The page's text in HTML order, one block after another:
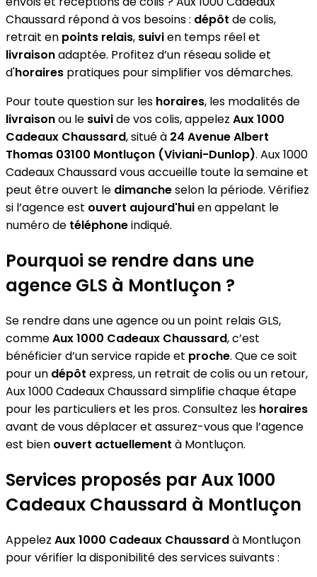
Chaussard répond à vos besoins : dépôt de colis,
retrait en points relais, suivien temps réel et
livraisonadaptée. Profitez d’un réseau solide et
d'horaires pratiques pour simplifier vos démarches.
Pour toute question sur les horaires, les modalités de
livraisonou le suivide vos colis, appelez Aux 1000
Cadeaux Chaussard, situé à 24 Avenue Albert
Thomas 03100 Montluçon (Viviani-Dunlop). Aux 1000
Cadeaux Chaussard vous accueille toute la semaine et
peut être ouvert le dimancheselon la période. Vérifiez
si l’agence est ouvert aujourd'huien appelant le
numéro de téléphoneindiqué.
Pourquoi se rendre dans une
agence GLS à Montluçon ?
Se rendre dans une agence ou un point relais GLS,
commeAux 1000 Cadeaux Chaussard, c’est
bénéficier d’un service rapide et proche. Que ce soit
pour un dépôt express, un retrait de colis ou un retour,
Aux 1000 Cadeaux Chaussard simplifie chaque étape
pour les particuliers et les pros. Consultez les horaires
avant de vous déplacer et assurez-vous que l’agence
est bien ouvert actuellement à Montluçon.
Services proposés par Aux 1000
Cadeaux Chaussard à Montluçon
Appelez Aux 1000 Cadeaux Chaussardà Montluçon
pour vérifier la disponibilité des services suivants :